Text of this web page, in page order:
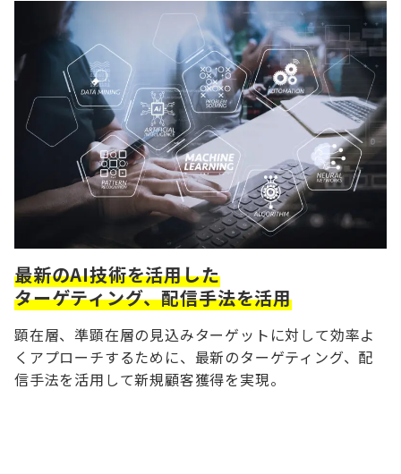
最新のAI技術を活用した
ターゲティング、配信手法を活用
顕在層、準顕在層の見込みターゲットに対して効率よ
くアプローチするために、最新のターゲティング、配
信手法を活用して新規顧客獲得を実現。